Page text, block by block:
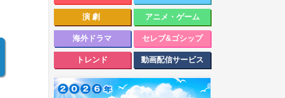
演劇 アニメ・ゲーム
海外ドラマ セレブ&ゴシップ
トレンド 動画配信サービス